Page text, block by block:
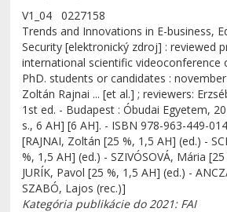
V1_04 0227158
Trends and Innovations in E-business,
Security [elektronický zdroj] : reviewed
international scientific videoconference
PhD. students or candidates :
Zoltán Rajnai ... [et al.] ; reviewers:
1st ed. - Budapest : Óbudai Egyetem,
s., 6 AH] [6 AH]. - ISBN 978-963-449-
[RAJNAI, Zoltán [25 %, 1,5 AH] (ed.) -
%, 1,5 AH] (ed.) - SZIVÓSOVÁ, Mária
JURÍK, Pavol [25 %, 1,5 AH] (ed.) -
SZABÓ, Lajos (rec.)]
Kategória publikácie do 2021: FAI